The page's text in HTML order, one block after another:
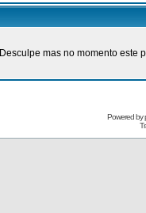
Desculpe mas no momento este
Powered by